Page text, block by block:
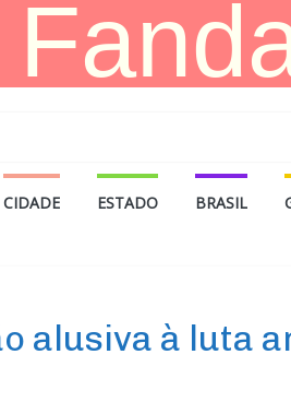
CIDADE ESTADO BRASIL
alusiva à luta